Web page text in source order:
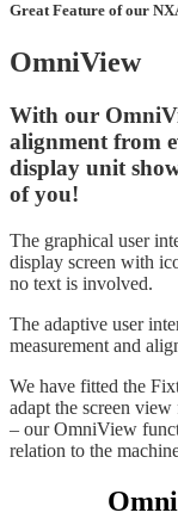
Great Feature of our
OmniView
With our
alignment from
display unit
of you!
The graphical user
display screen with
no text is involved.
The adaptive user
measurement and
We have fitted the
adapt the screen
– our OmniView
relation to the